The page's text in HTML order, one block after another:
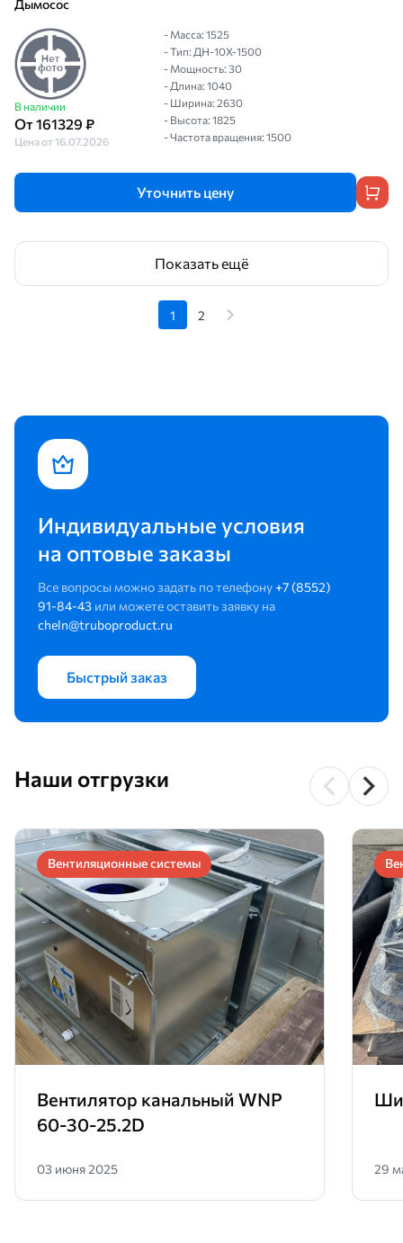
Дымосос
В наличии
От 161329 ₽
Цена от 16.07.2026
- Масса: 1525
- Тип: ДН-10Х-1500
- Мощность: 30
- Длина: 1040
- Ширина: 2630
- Высота: 1825
- Частота вращения: 1500
Уточнить цену
Показать ещё
1 2
Индивидуальные условия
на оптовые заказы
Все вопросы можно задать по телефону +7 (8552)
91-84-43 или можете оставить заявку на
cheln@truboproduct.ru
Быстрый заказ
Наши отгрузки
Вентиляционные системы
Вентилятор канальный WNP
60-30-25.2D
03 июня 2025 29